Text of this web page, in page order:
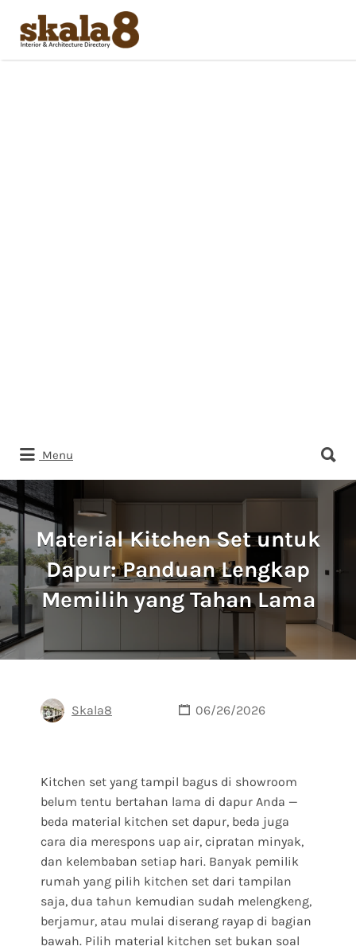
Search
for:
Menu
for:
Material Kitchen Set untuk
Dapur: Panduan Lengkap
Memilih yang Tahan Lama
Skala8 06/26/2026
Kitchen set yang tampil bagus di showroom
belum tentu bertahan lama di dapur Anda —
beda material kitchen set dapur, beda juga
cara dia merespons uap air, cipratan minyak,
dan kelembaban setiap hari. Banyak pemilik
rumah yang pilih kitchen set dari tampilan
saja, dua tahun kemudian sudah melengkeng,
berjamur, atau mulai diserang rayap di bagian
bawah. Pilih material kitchen set bukan soal